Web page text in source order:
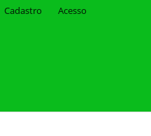
Cadastro Acesso